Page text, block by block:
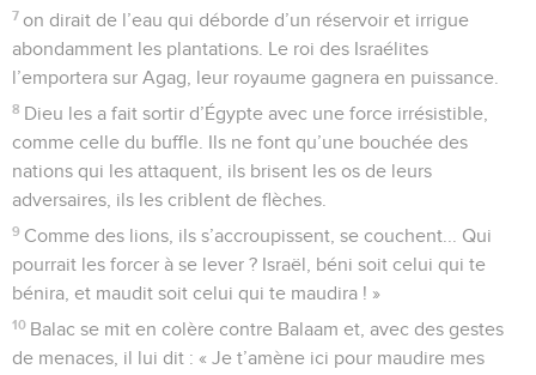
7 on dirait de l’eau qui déborde d’un réservoir et irrigue
abondamment les plantations. Le roi des Israélites
l’emportera sur Agag, leur royaume gagnera en puissance.
8 Dieu les a fait sortir d’Égypte avec une force irrésistible,
comme celle du buffle. Ils ne font qu’une bouchée des
nations qui les attaquent, ils brisent les os de leurs
adversaires, ils les criblent de flèches.
9 Comme des lions, ils s’accroupissent, se couchent... Qui
pourrait les forcer à se lever ? Israël, béni soit celui qui te
bénira, et maudit soit celui qui te maudira ! »
10 Balac se mit en colère contre Balaam et, avec des gestes
de menaces, il lui dit : « Je t’amène ici pour maudire mes